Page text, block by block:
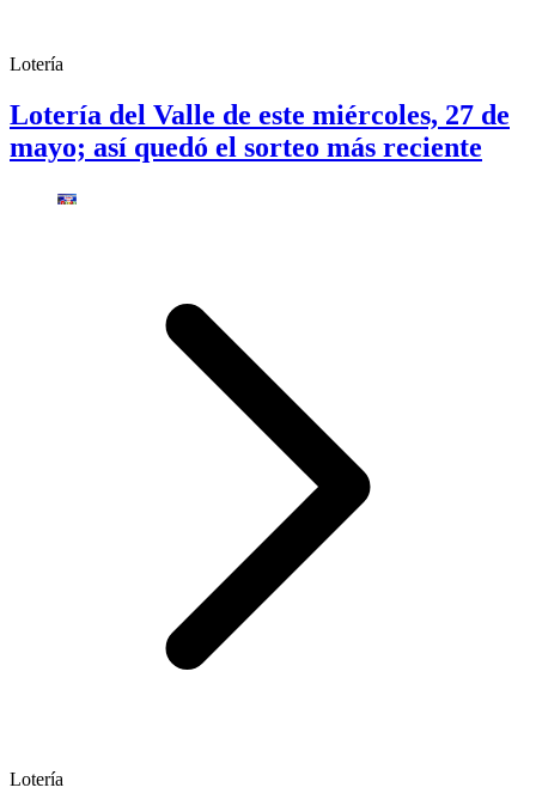
Lotería
Lotería del Valle de este miércoles, 27 de
mayo; así quedó el sorteo más reciente
Lotería